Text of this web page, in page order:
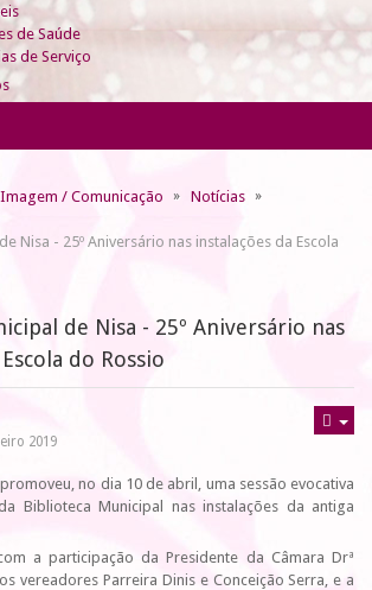
de Saúde
de Serviço
Imagem / Comunicação
Notícias
Nisa - 25º Aniversário nas instalações da Escola
de Nisa - 25º Aniversário nas
do Rossio
2019
no dia 10 de abril, uma sessão evocativa
Biblioteca Municipal nas instalações da antiga
a participação da Presidente da Câmara Drª
vereadores Parreira Dinis e Conceição Serra, e a